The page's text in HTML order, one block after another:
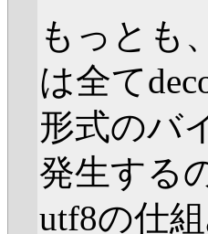
もっとも
は全て
形式のバ
発生する
utf8の仕